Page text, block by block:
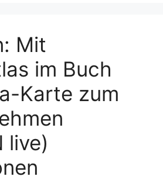
Mit
im Buch
Karte zum
live)